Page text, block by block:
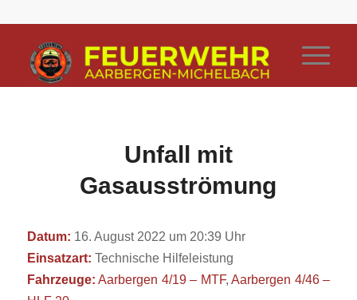
Unfall mit
Gasausströmung
Datum: 16. August 2022 um 20:39 Uhr
Einsatzart: Technische Hilfeleistung
Fahrzeuge: Aarbergen 4/19 – MTF,Aarbergen 4/46 –